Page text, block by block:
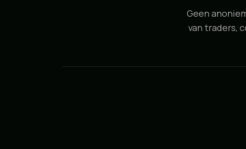
Geen
van traders,